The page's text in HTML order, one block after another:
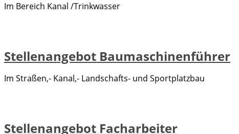
Im Bereich Kanal /Trinkwasser
Stellenangebot Baumaschinenführer
Im Straßen,- Kanal,- Landschafts- und Sportplatzbau
Stellenangebot Facharbeiter